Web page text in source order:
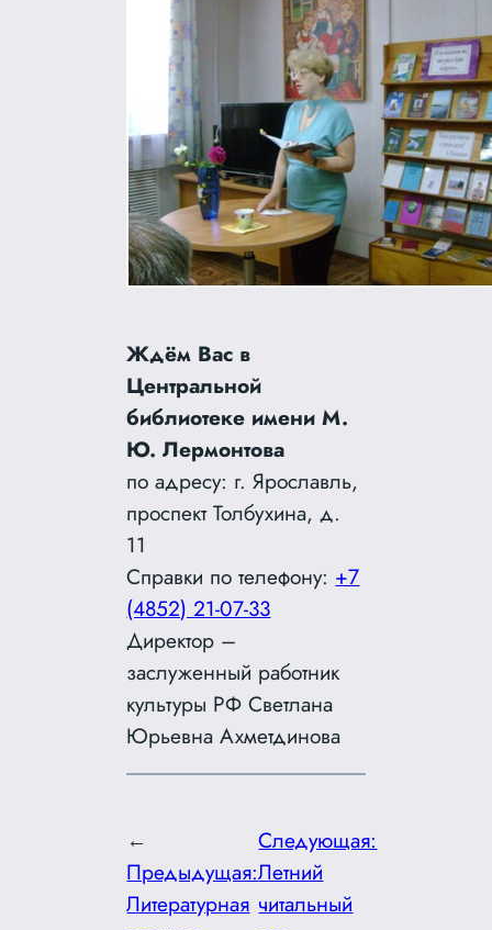
Ждём Вас в
Центральной
библиотеке имени М.
Ю. Лермонтова
по адресу: г. Ярославль,
проспект Толбухина, д.
11
Справки по телефону: +7
(4852) 21-07-33
Директор –
заслуженный работник
культуры РФ Светлана
Юрьевна Ахметдинова
←
Предыдущая:
Литературная
Следующая:
Летний
читальный